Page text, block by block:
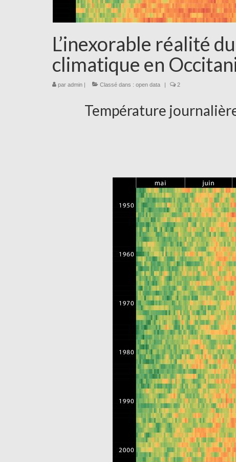
L’inexorable réalité
climatique en
par admin Classé dans : open data 2
Température